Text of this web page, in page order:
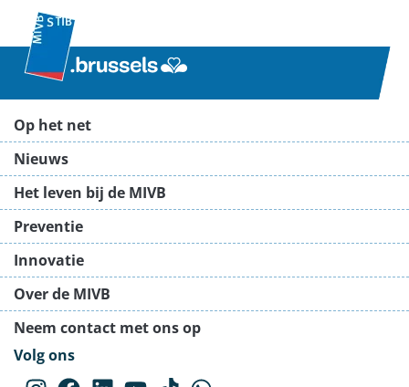
Op het net
Nieuws
Het leven bij de MIVB
Preventie
Innovatie
Over de MIVB
Neem contact met ons op
Volg ons